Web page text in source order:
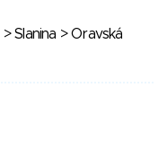
>Slanina > Oravská